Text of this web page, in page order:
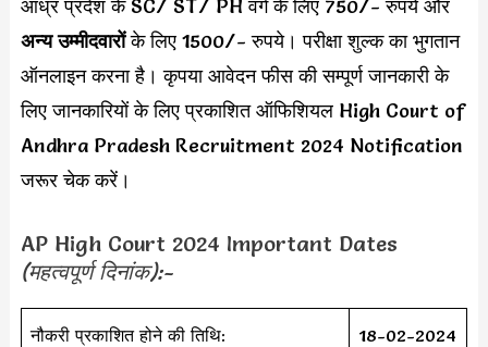
आंध्र प्रदेश के SC/ ST/ PH वर्ग के लिए 750/- रुपये और
अन्य उम्मीदवारोंके लिए 1500/- रुपये। परीक्षा शुल्क का भुगतान
ऑनलाइन करना है। कृपया आवेदन फीस की सम्पूर्ण जानकारी के
लिए जानकारियों के लिए प्रकाशित ऑफिशियल High Court of
Andhra Pradesh Recruitment 2024 Notification
जरूर चेक करें।
AP High Court 2024 Important Dates
(महत्वपूर्ण दिनांक):-
नौकरी प्रकाशित होने की तिथि: 18-02-2024